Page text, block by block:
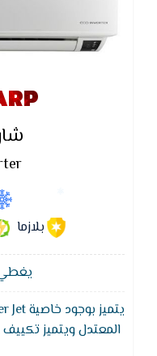
بلازما
يغطي
من استهلاك